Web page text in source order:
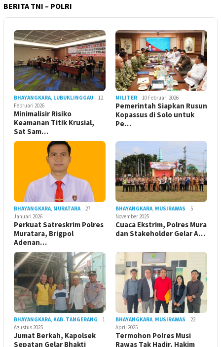
BERITA TNI – POLRI
BHAYANGKARA, LUBUKLINGGAU
12
Februari 2026
Minimalisir Risiko
Keamanan Titik Krusial,
Sat Sam…
MILITER 10 Februari 2026
Pemerintah Siapkan Rusun
Kopassus di Solo untuk
Pe…
BHAYANGKARA, MURATARA
27
Januari 2026
Perkuat Satreskrim Polres
Muratara, Brigpol
Adenan…
BHAYANGKARA, MUSIRAWAS
5
November 2025
Cuaca Ekstrim, Polres Mura
dan Stakeholder Gelar A…
BHAYANGKARA, KAB. TANGERANG
1
Agustus 2025
Jumat Berkah, Kapolsek
Sepatan Gelar Bhakti
BHAYANGKARA, MUSIRAWAS
22
April 2025
Termohon Polres Musi
Rawas Tak Hadir, Hakim